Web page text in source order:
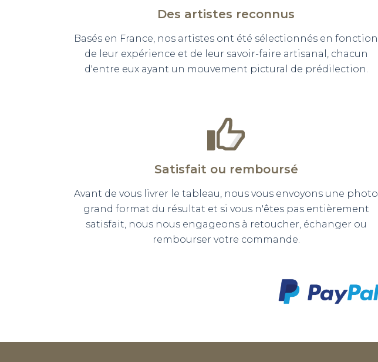
Des artistes reconnus
Basés en France, nos artistes ont été sélectionnés en fonction
de leur expérience et de leur savoir-faire artisanal, chacun
d'entre eux ayant un mouvement pictural de prédilection.
Satisfait ou remboursé
Avant de vous livrer le tableau, nous vous envoyons une photo
grand format du résultat et si vous n'êtes pas entièrement
satisfait, nous nous engageons à retoucher, échanger ou
rembourser votre commande.